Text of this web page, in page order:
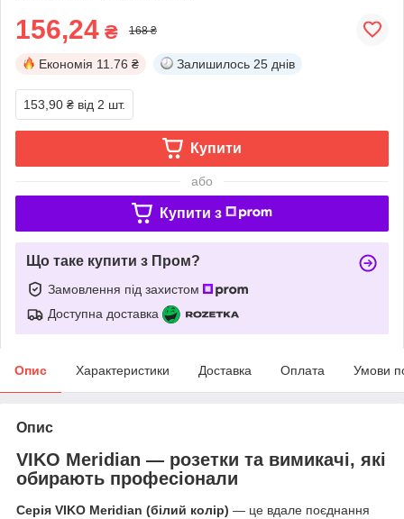
156,24 ₴ 168 ₴
Економія 11.76 ₴ Залишилось 25 днів
153,90 ₴ від 2 шт.
Купити
або
Купити з
Що таке купити з Пром?
Замовлення під захистом
Доступна доставка
Опис Характеристики Доставка Оплата Умови
Опис
VIKO Meridian — розетки та вимикачі, які
обирають професіонали
Серія VIKO Meridian (білий колір) — це вдале поєднання